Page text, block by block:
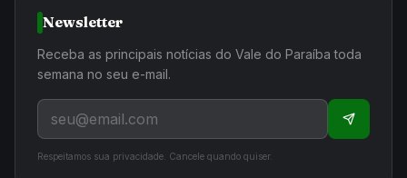
Newsletter
Receba as principais notícias do Vale do Paraíba toda
semana no seu e-mail.
Respeitamos sua privacidade. Cancele quando quiser.